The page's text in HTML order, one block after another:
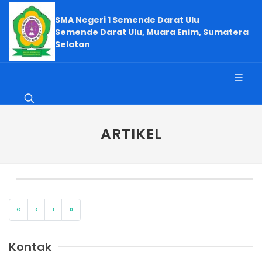
SMA Negeri 1 Semende Darat Ulu
Semende Darat Ulu, Muara Enim, Sumatera
Selatan
ARTIKEL
Kontak
« ‹ › »